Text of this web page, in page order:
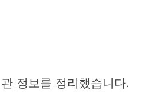
정보를 정리했습니다.